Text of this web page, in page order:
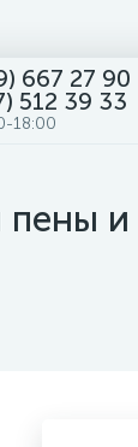
667 27 90
512 39 33
18:00
пены и